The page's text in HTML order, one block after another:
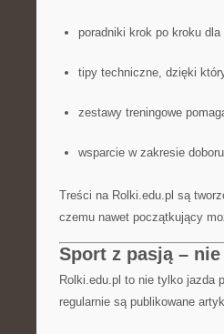
poradniki krok po kroku
tipy techniczne, dzięki
zestawy treningowe
wsparcie w zakresie
Treści na Rolki.edu.pl są
czemu nawet początkujący
Sport z pasją –
Rolki.edu.pl to nie tylko jazda
regularnie są publikowane